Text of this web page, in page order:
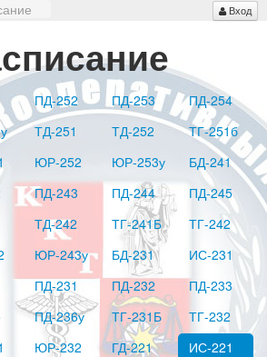
Вход
ПД-252 ПД-253
ПД-254
ТД-251 ТД-252
ТГ-251б
ЮР-252 ЮР-253у
БД-241
ПД-243 ПД-244
ПД-245
ТД-242 ТГ-241Б
ТГ-242
ЮР-243у БД-231
ИС-231
ПД-231 ПД-232
ПД-233
ПД-236у ТГ-231Б
ТГ-232
ЮР-232 ГД-221
ИС-221